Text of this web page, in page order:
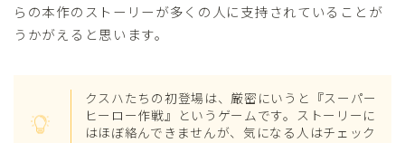
らの本作のストーリーが多くの人に支持されていることが
うかがえると思います。
クスハたちの初登場は、厳密にいうと『スーパー
ヒーロー作戦』というゲームです。ストーリーに
はほぼ絡んできませんが、気になる人はチェック